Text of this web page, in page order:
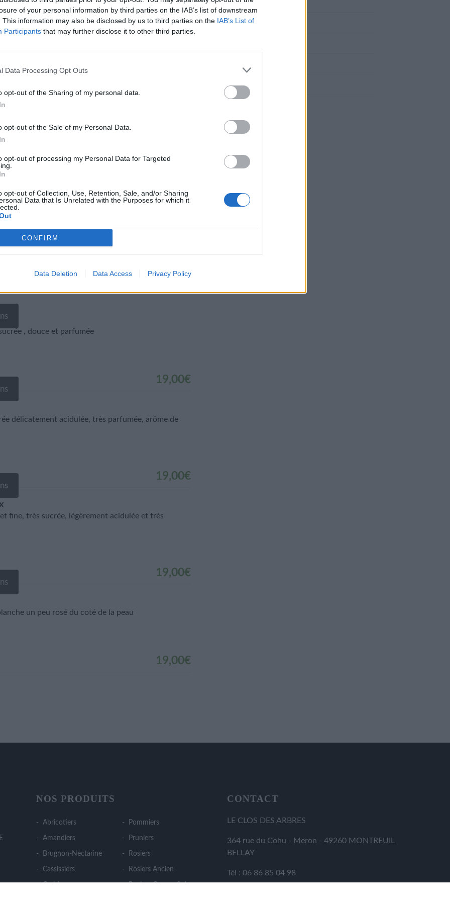
of your personal information by third parties on the IAB’s list of downstream
This information may also be disclosed by us to third parties on the IAB’s List of
Participants that may further disclose it to other third parties.
Data Processing Opt Outs
opt-out of the Sharing of my personal data.
opt-out of the Sale of my Personal Data.
opt-out of processing my Personal Data for Targeted
opt-out of Collection, Use, Retention, Sale, and/or Sharing
Data that Is Unrelated with the Purposes for which it
CONFIRM
Data Deletion Data Access Privacy Policy
Conservation des pommes jusqu’en
, douce et parfumée
19,00€
délicatement acidulée, très parfumée, arôme de
19,00€
fine, très sucrée, légèrement acidulée et très
19,00€
un peu rosé du coté de la peau
19,00€
Groseilliers
Noisetiers
Pommiers
NOS PRODUITS
Abricotiers
Amandiers
Brugnon-Nectarine
Cassissiers
Cerisiers
Pommiers
Pruniers
Rosiers
Rosiers Ancien
Rosiers Couvre Sol
CONTACT
LE CLOS DES ARBRES
364 rue du Cohu - Meron - 49260 MONTREUIL
BELLAY
Tél : 06 86 85 04 98